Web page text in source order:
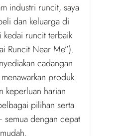
industri runcit, saya
dan keluarga di
kedai runcit terbaik
Runcit Near Me”).
cadangan
produk
keperluan harian
pilihan serta
dengan cepat